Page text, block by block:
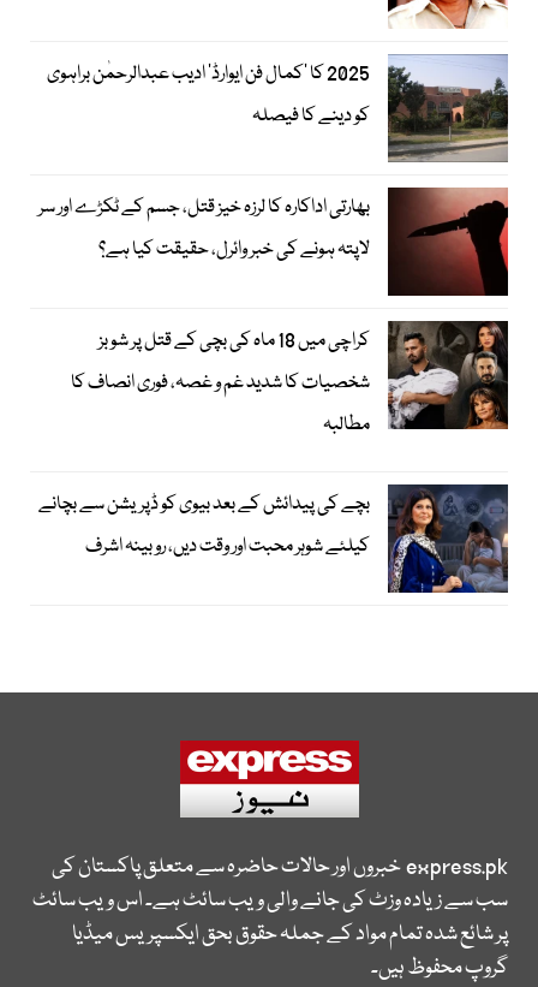
2025 کا ’کمال فن ایوارڈ‘ ادیب عبدالرحمٰن براہوی
کو دینے کا فیصلہ
بھارتی اداکارہ کا لرزہ خیز قتل، جسم کے ٹکڑے اور سر
لاپتہ ہونے کی خبر وائرل، حقیقت کیا ہے؟
کراچی میں 18 ماہ کی بچی کے قتل پر شوبز
شخصیات کا شدید غم و غصہ، فوری انصاف کا
مطالبہ
بچے کی پیدائش کے بعد بیوی کو ڈپریشن سے بچانے
کیلئے شوہر محبت اور وقت دیں، روبینہ اشرف
express.pkخبروں اور حالات حاضرہ سے متعلق پاکستان کی
سب سے زیادہ وزٹ کی جانے والی ویب سائٹ ہے۔ اس ویب سائٹ
پر شائع شدہ تمام مواد کے جملہ حقوق بحق ایکسپریس میڈیا
گروپ محفوظ ہیں۔